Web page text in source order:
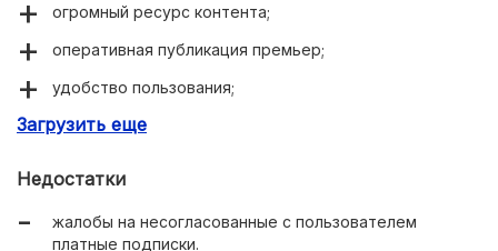
огромный ресурс контента;
оперативная публикация премьер;
удобство пользования;
гибкая и доступная ценовая политика;
возможностями;
мультиплатформенность;
Загрузить еще
Недостатки
жалобы на несогласованные с пользователем
платные подписки.